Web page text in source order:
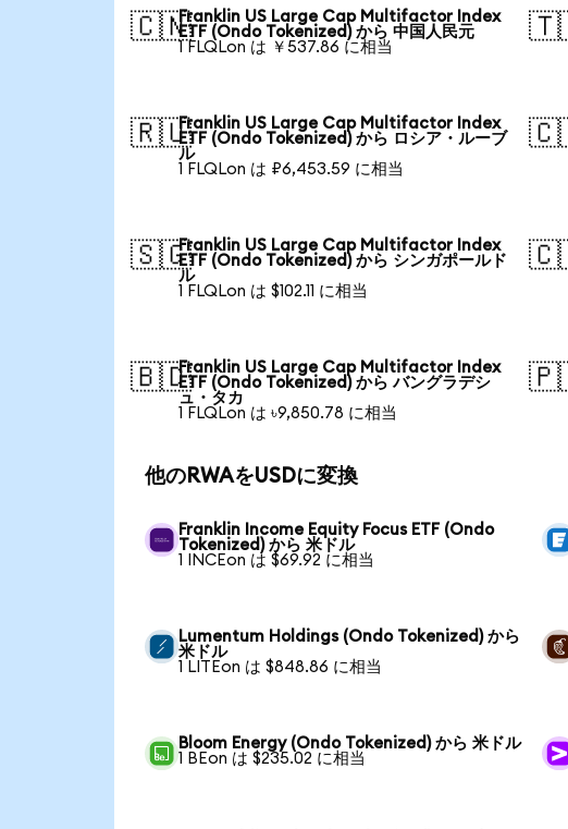
🇨🇳Franklin US Large Cap Multifactor Index
ETF (Ondo Tokenized) から 中国人民元
1 FLQLon は ￥537.86 に相当
🇷🇺Franklin US Large Cap Multifactor Index
ETF (Ondo Tokenized) から ロシア・ルーブ
ル
1 FLQLon は ₽6,453.59 に相当
🇸🇬Franklin US Large Cap Multifactor Index
ETF (Ondo Tokenized) から シンガポールド
ル
1 FLQLon は $102.11 に相当
🇧🇩Franklin US Large Cap Multifactor Index
ETF (Ondo Tokenized) から バングラデシ
ュ・タカ
1 FLQLon は ৳9,850.78 に相当
他のRWAをUSDに変換
Franklin Income Equity Focus ETF (Ondo
Tokenized) から 米ドル
1 INCEon は $69.92 に相当
Lumentum Holdings (Ondo Tokenized) から
米ドル
1 LITEon は $848.86 に相当
Bloom Energy (Ondo Tokenized) から 米ドル
1 BEon は $235.02 に相当